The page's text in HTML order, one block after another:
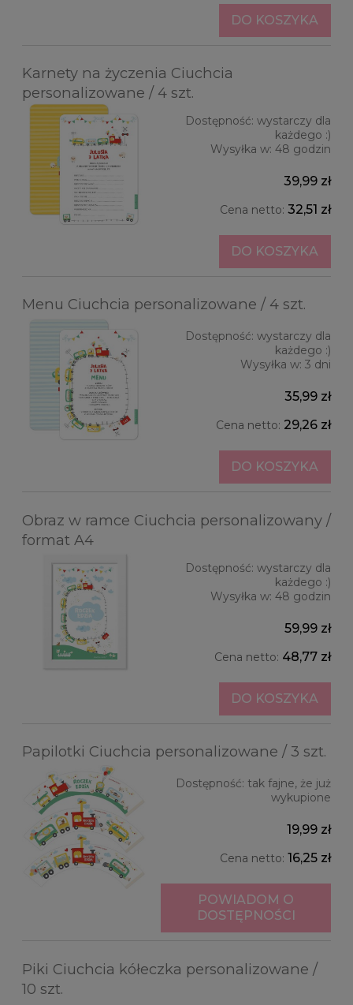
DO KOSZYKA
Karnety na życzenia Ciuchcia
personalizowane / 4 szt.
Dostępność: wystarczy dla
każdego :)
Wysyłka w: 48 godzin
39,99 zł
Cena netto: 32,51 zł
DO KOSZYKA
Menu Ciuchcia personalizowane / 4 szt.
Dostępność: wystarczy dla
każdego :)
Wysyłka w: 3 dni
35,99 zł
Cena netto: 29,26 zł
DO KOSZYKA
Obraz w ramce Ciuchcia personalizowany /
format A4
Dostępność: wystarczy dla
każdego :)
Wysyłka w: 48 godzin
59,99 zł
Cena netto: 48,77 zł
DO KOSZYKA
Papilotki Ciuchcia personalizowane / 3 szt.
Dostępność: tak fajne, że już
wykupione
19,99 zł
Cena netto: 16,25 zł
POWIADOM O
DOSTĘPNOŚCI
Piki Ciuchcia kółeczka personalizowane /
10 szt.